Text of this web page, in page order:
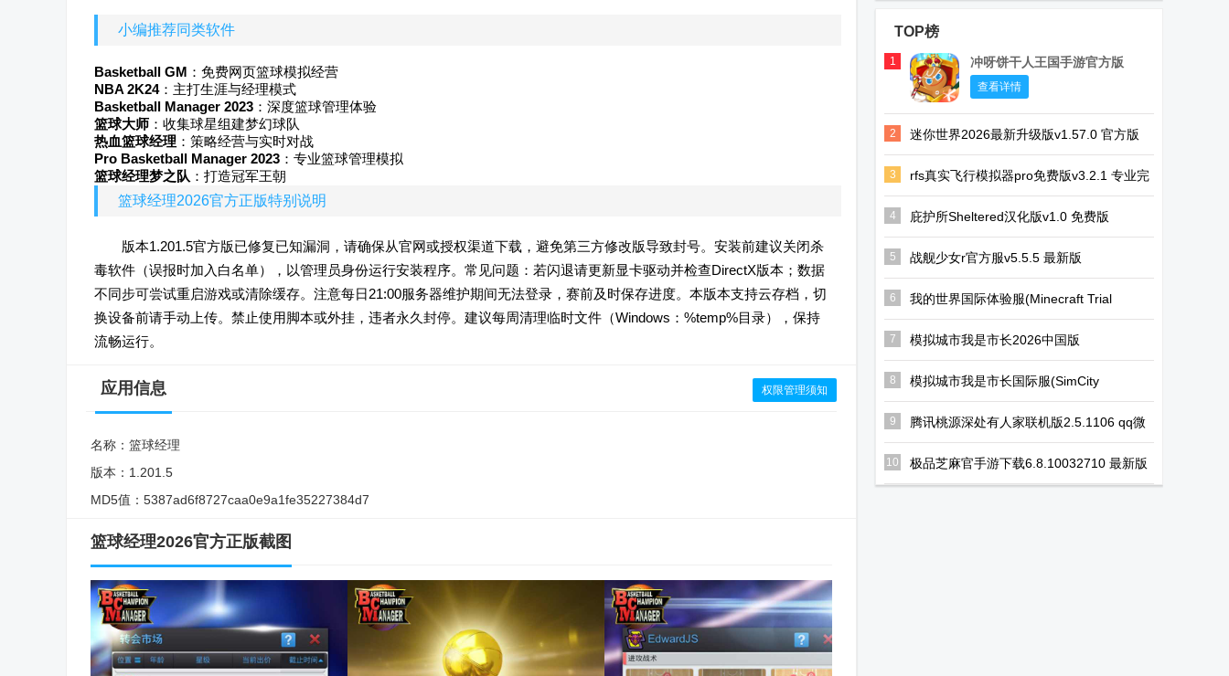
小编推荐同类软件
Basketball GM ：免费网页篮球模拟经营
NBA 2K24：主打生涯与经理模式
Basketball Manager 2023 ：深度篮球管理体验
篮球大师 ：收集球星组建梦幻球队
热血篮球经理 ：策略经营与实时对战
Pro Basketball Manager 2023 ：专业篮球管理模拟
篮球经理梦之队 ：打造冠军王朝
篮球经理2026官方正版特别说明
版本1.201.5官方版已修复已知漏洞，请确保从官网或授权渠道下载，避免第三方修改版导致封号。安装前建议关闭杀
毒软件（误报时加入白名单），以管理员身份运行安装程序。常见问题：若闪退请更新显卡驱动并检查DirectX版本；数据
不同步可尝试重启游戏或清除缓存。注意每日21:00服务器维护期间无法登录，赛前及时保存进度。本版本支持云存档，切
换设备前请手动上传。禁止使用脚本或外挂，违者永久封停。建议每周清理临时文件（Windows：%temp%目录），保持
流畅运行。
应用信息 权限管理须知
名称： 篮球经理
版本： 1.201.5
MD5值： 5387ad6f8727caa0e9a1fe35227384d7
篮球经理2026官方正版截图
TOP榜
1 冲呀饼干人王国手游官方版
查看详情
2 迷你世界2026最新升级版v1.57.0 官方版
3
rfs真实飞行模拟器pro免费版v3.2.1 专业完
整版
4 庇护所Sheltered汉化版v1.0 免费版
5 战舰少女r官方服v5.5.5 最新版
6
我的世界国际体验服(Minecraft Trial
apk)v1.19.73.02最新免费版
7
模拟城市我是市长2026中国版
v2.1.21444.32928 qq登录
8
模拟城市我是市长国际服(SimCity
BuildIt)v1.78.1.13772656 谷歌正版
9
腾讯桃源深处有人家联机版2.5.1106 qq微
信登录版【附兑换码】
10 极品芝麻官手游下载6.8.10032710 最新版